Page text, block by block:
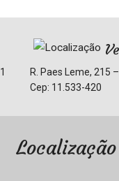
R. Paes Leme, 215
Cep: 11.533-420
Localização